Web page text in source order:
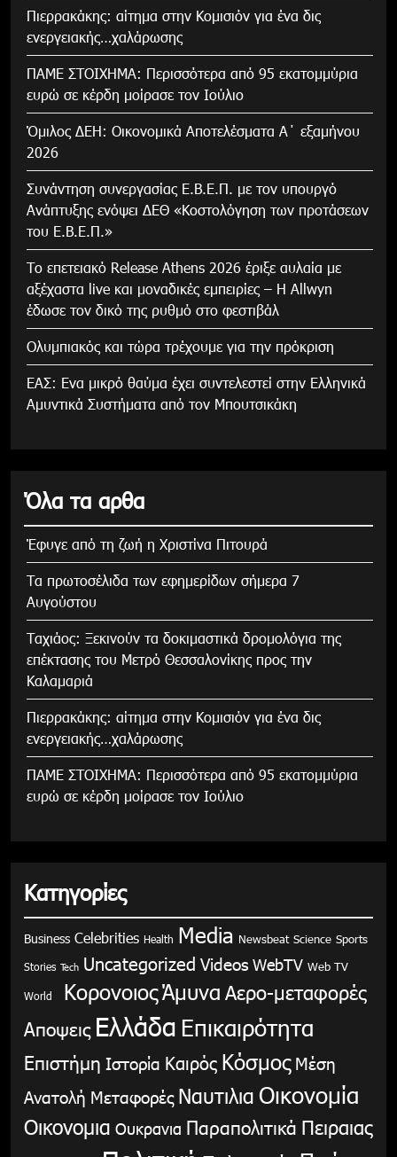
Πιερρακάκης: αίτημα στην Κομισιόν για ένα δις
ενεργειακής…χαλάρωσης
ΠΑΜΕ ΣΤΟΙΧΗΜΑ: Περισσότερα από 95 εκατομμύρια
ευρώ σε κέρδη μοίρασε τον Ιούλιο
Όμιλος ΔΕΗ: Οικονομικά Αποτελέσματα Α΄ εξαμήνου
2026
Συνάντηση συνεργασίας Ε.Β.Ε.Π. με τον υπουργό
Ανάπτυξης ενόψει ΔΕΘ «Κοστολόγηση των προτάσεων
του Ε.Β.Ε.Π.»
Το επετειακό Release Athens 2026 έριξε αυλαία με
αξέχαστα live και μοναδικές εμπειρίες – Η Allwyn
έδωσε τον δικό της ρυθμό στο φεστιβάλ
Ολυμπιακός και τώρα τρέχουμε για την πρόκριση
ΕΑΣ: Ενα μικρό θαύμα έχει συντελεστεί στην Ελληνικά
Αμυντικά Συστήματα από τον Μπουτσικάκη
Όλα τα αρθα
Έφυγε από τη ζωή η Χριστίνα Πιτουρά
Τα πρωτοσέλιδα των εφημερίδων σήμερα 7
Αυγούστου
Tαχιάος: Ξεκινούν τα δοκιμαστικά δρομολόγια της
επέκτασης του Μετρό Θεσσαλονίκης προς την
Καλαμαριά
Πιερρακάκης: αίτημα στην Κομισιόν για ένα δις
ενεργειακής…χαλάρωσης
ΠΑΜΕ ΣΤΟΙΧΗΜΑ: Περισσότερα από 95 εκατομμύρια
ευρώ σε κέρδη μοίρασε τον Ιούλιο
Κατηγορίες
Business Celebrities Health Media Newsbeat Science Sports
Stories Tech Uncategorized Videos WebTV Web TV
World ΚορονοιοςΆμυνα Αερο-μεταφορές
Αποψεις Ελλάδα Επικαιρότητα
Επιστήμη Ιστορία Καιρός Κόσμος Μέση
Ανατολή Μεταφορές Ναυτιλια Οικονομία
Οικονομια Ουκρανια Παραπολιτικά Πειραιας